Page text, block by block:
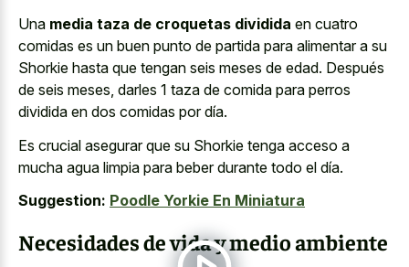
Una media taza de croquetas dividida en cuatro
comidas es un buen punto de partida para alimentar a su
Shorkie hasta que tengan seis meses de edad. Después
de seis meses, darles 1 taza de comida para perros
dividida en dos comidas por día.
Es crucial asegurar que su Shorkie tenga acceso a
mucha agua limpia para beber durante todo el día.
Suggestion: Poodle Yorkie En Miniatura
Necesidades de vida y medio ambiente